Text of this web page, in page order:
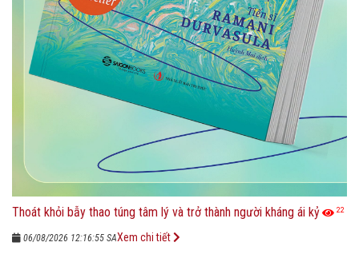
Thoát khỏi bẫy thao túng tâm lý và trở thành người kháng ái kỷ 22
06/08/2026 12:16:55 SAXem chi tiết